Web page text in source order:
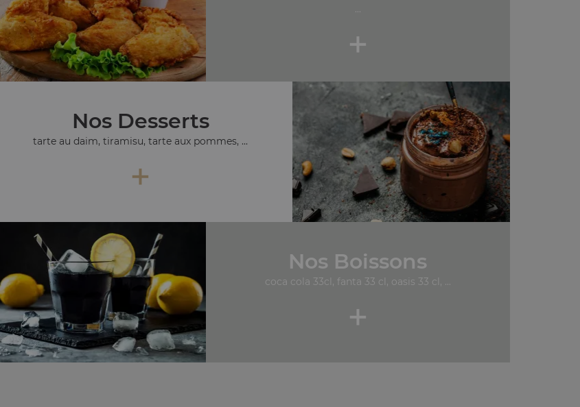
+
Nos Desserts
tarte au daim, tiramisu, tarte aux pommes, ...
+
Nos Boissons
coca cola 33cl, fanta 33 cl, oasis 33 cl, ...
+